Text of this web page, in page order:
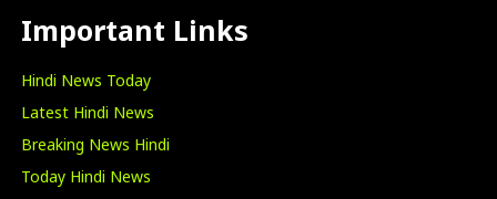
Important Links
Hindi News Today
Latest Hindi News
Breaking News Hindi
Today Hindi News